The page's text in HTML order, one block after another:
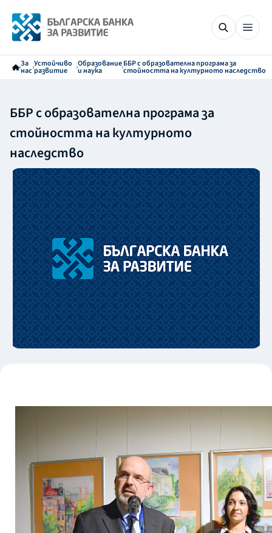
За
нас
Устойчиво
развитие
Образование
и наука
ББР с образователна програма за
стойността на културното наследство
ББР с образователна програма за
стойността на културното
наследство